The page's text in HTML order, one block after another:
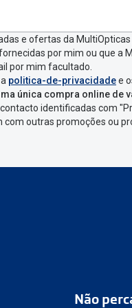
aparecer e
num ponto
com
e ofertas da
por mim ou que a
por mim facultado.
politica-de-privacidadee
única compra online de
identificadas com
outras promoções ou
Não